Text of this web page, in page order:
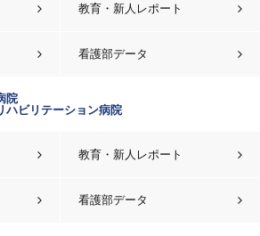
教育・新人レポート
看護部データ
院
ハビリテーション病院
教育・新人レポート
看護部データ